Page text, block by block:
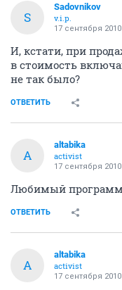
S
Sadovnikov
v.i.p.
17 сентября 2010
И, кстати, при
в стоимость
не так было?
ОТВЕТИТЬ
A
altabika
activist
17 сентября 2010
Любимый
ОТВЕТИТЬ
A
altabika
activist
17 сентября 2010